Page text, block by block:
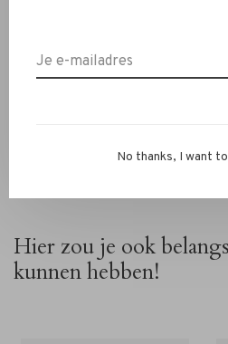
info@rivs.nlof bel 072-7210960.
onze winkel in Alkmaar –
Hier zou je ook
kunnen hebben!
No thanks, I want